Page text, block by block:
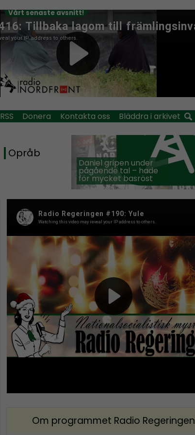
Vårt senaste avsnitt!
RSS Donera Kontakta oss Bläddra i arkivet
Opråb
Daniel gripen under
pågående tal – hade
för mycket basröst
Om programmet Radio Regeringen